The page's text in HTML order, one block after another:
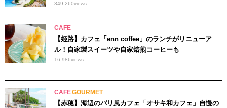
349,260views
CAFE
【姫路】カフェ「enn coffee」のランチがリニューア
ル！自家製スイーツや自家焙煎コーヒーも
16,986views
CAFEGOURMET
【赤穂】海辺のバリ風カフェ「オサキ和カフェ」自慢の